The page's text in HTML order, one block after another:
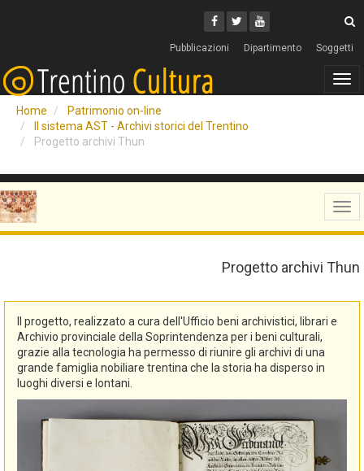
Facebook
Twitter
Youtube
Pubblicazioni Dipartimento Soggetti
Home
Patrimonio on-line
Il sistema AST - Archivi storici del Trentino
Progetto archivi Thun
Progetto archivi Thun
Il progetto, realizzato a cura dell'Ufficio beni archivistici, librari e
Archivio provinciale della Soprintendenza per i beni culturali,
grazie alla tecnologia ha permesso di riunire gli archivi di una
grande famiglia nobiliare trentina che la storia ha disperso in
luoghi diversi e lontani.